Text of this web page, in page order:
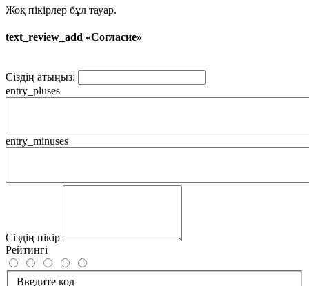
Жоқ пікірлер бұл тауар.
text_review_add «Согласие»
Сіздің атыңыз:
entry_pluses
entry_minuses
Сіздің пікір
Рейтингі
Введите код